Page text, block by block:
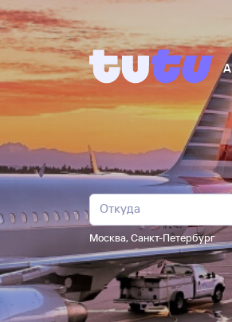
Москва, Санкт-Петербург